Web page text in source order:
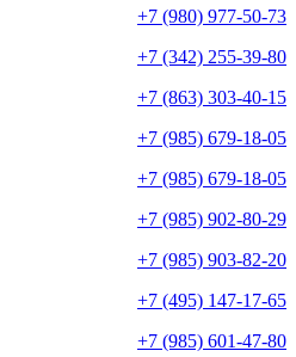
+7 (980) 977-50-73
+7 (342) 255-39-80
+7 (863) 303-40-15
+7 (985) 679-18-05
+7 (985) 679-18-05
+7 (985) 902-80-29
+7 (985) 903-82-20
+7 (495) 147-17-65
+7 (985) 601-47-80